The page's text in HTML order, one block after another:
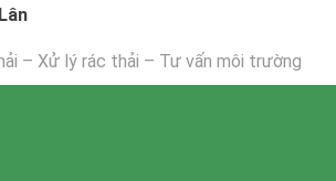
– Xử lý rác thải – Tư vấn môi trường